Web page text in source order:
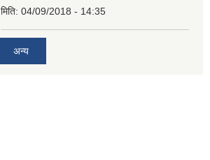
मिति: 04/09/2018 - 14:35
अन्य